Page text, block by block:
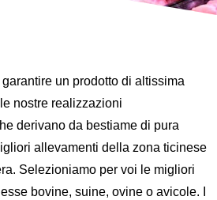
un prodotto di altissima
nostre realizzazioni
derivano da bestiame di pura
allevamenti della zona ticinese
Selezioniamo per voi le migliori
bovine, suine, ovine o avicole. I